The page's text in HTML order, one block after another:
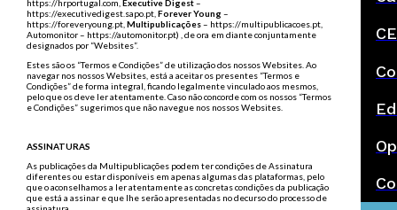
https://hrportugal.com,Executive Digest–
https://executivedigest.sapo.pt,Forever Young–
https://foreveryoung.pt,Multipublicações– https://multipublicacoes.pt,
Automonitor – https://automonitor.pt) , de ora em diante conjuntamente
designados por “Websites”.
Estes são os “Termos e Condições” de utilização dos nossos Websites. Ao
navegar nos nossos Websites, está a aceitar os presentes “Termos e
Condições” de forma integral, ficando legalmente vinculado aos mesmos,
pelo que os deve ler atentamente. Caso não concorde com os nossos “Termos
e Condições” sugerimos que não navegue nos nossos Websites.
ASSINATURAS
As publicações da Multipublicações podem ter condições de Assinatura
diferentes ou estar disponíveis em apenas algumas das plataformas, pelo
que o aconselhamos a ler atentamente as concretas condições da publicação
que está a assinar e que lhe serão apresentadas no decurso do processo de